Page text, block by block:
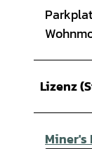
Lizenz
Miner's